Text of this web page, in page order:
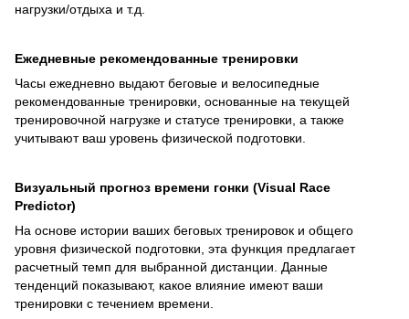
нагрузки/отдыха и т.д.
Ежедневные рекомендованные тренировки
Часы ежедневно выдают беговые и велосипедные
рекомендованные тренировки, основанные на текущей
тренировочной нагрузке и статусе тренировки, а также
учитывают ваш уровень физической подготовки.
Визуальный прогноз времени гонки (Visual Race
Predictor)
На основе истории ваших беговых тренировок и общего
уровня физической подготовки, эта функция предлагает
расчетный темп для выбранной дистанции. Данные
тенденций показывают, какое влияние имеют ваши
тренировки с течением времени.